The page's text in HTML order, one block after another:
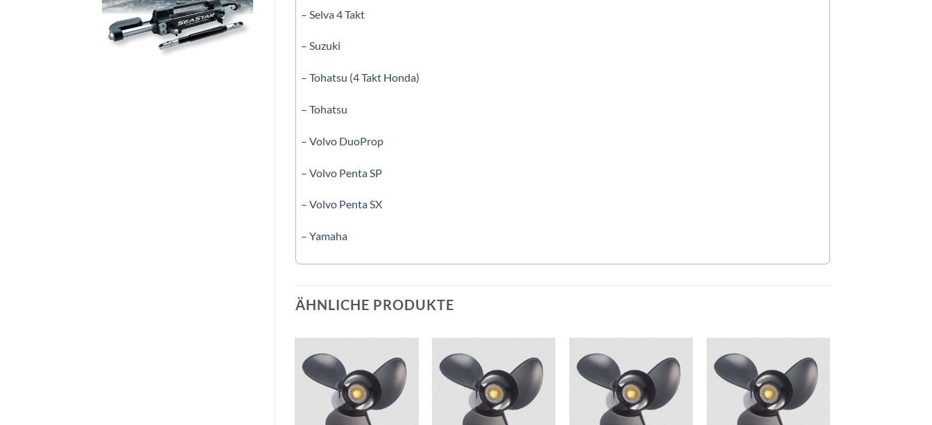
– Selva 4 Takt
– Suzuki
– Tohatsu (4 Takt Honda)
– Tohatsu
– Volvo DuoProp
– Volvo Penta SP
– Volvo Penta SX
– Yamaha
ÄHNLICHE PRODUKTE
Auf die
Wunschliste
Auf die
Wunschliste
Auf die
Wunschliste
Auf die
Wunschliste